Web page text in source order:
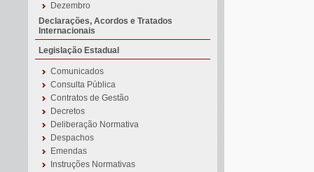
Dezembro
Declarações, Acordos e Tratados
Internacionais
Legislação Estadual
Comunicados
Consulta Pública
Contratos de Gestão
Decretos
Deliberação Normativa
Despachos
Emendas
Instruções Normativas